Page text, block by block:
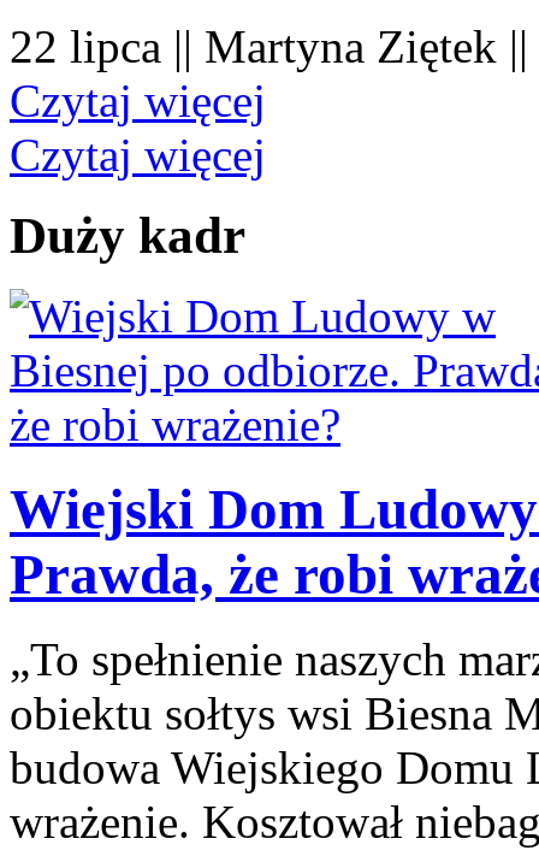
22 lipca || Martyna Ziętek
Czytaj więcej
Czytaj więcej
Duży kadr
Wiejski Dom
Prawda, że robi
„To spełnienie naszych
obiektu sołtys wsi Biesna
budowa Wiejskiego Domu
wrażenie. Kosztował